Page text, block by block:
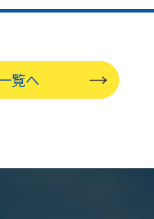
覧へ